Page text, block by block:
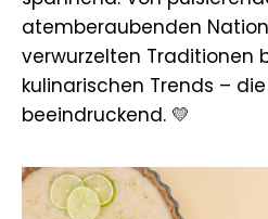
atemberaubenden
verwurzelten Traditionen
kulinarischen Trends –
beeindruckend. 💛